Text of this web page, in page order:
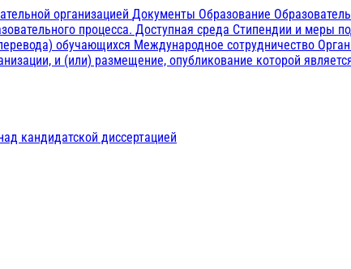
организацией Документы Образование
процесса. Доступная среда Стипендии и меры
обучающихся Международное сотрудничество
и (или) размещение, опубликование которой
кандидатской диссертацией